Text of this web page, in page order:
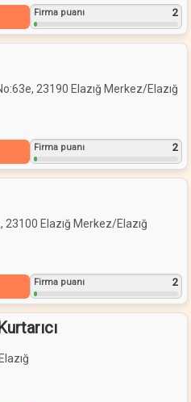
Firma puanı 2
23190 Elazığ Merkez/Elazığ
Firma puanı 2
Elazığ Merkez/Elazığ
Firma puanı 2